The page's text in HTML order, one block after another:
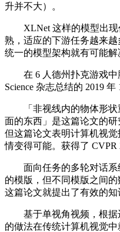
升并不大）。
XLNet 这样的模型出现
熟，适应的下游任务越来
统一的模型架构就有可能解
在 6 人德州扑克游戏中
Science 杂志总结的 2019 年
「非视线内的物体形状
面的东西」是这篇论文的
但这篇论文表明计算机视
情变得可能。获得了 CVPR
面向任务的多轮对话系
的模版，但不同模版之间的
这篇论文就提出了有效的
基于单视角视频，根据
的做法在传统计算机视觉